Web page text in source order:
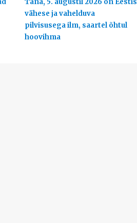
vähese ja vahelduva
pilvisusega ilm, saartel õhtul
hoovihma